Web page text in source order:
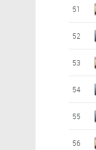
51
52
53
54
55
56